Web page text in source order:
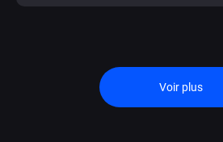
Voir plus